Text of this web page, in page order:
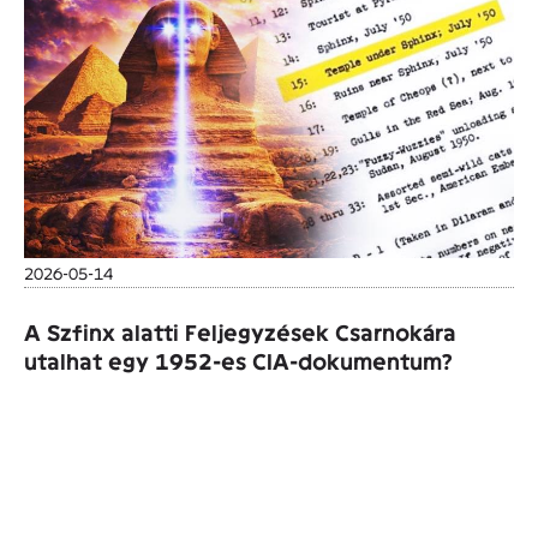
2026-05-14
A Szfinx alatti Feljegyzések Csarnokára
utalhat egy 1952-es CIA-dokumentum?